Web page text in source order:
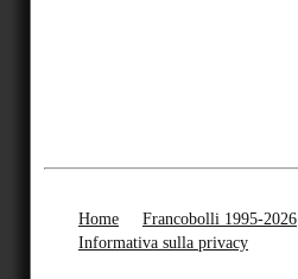
Home Francobolli 1995-2026
Informativa sulla privacy